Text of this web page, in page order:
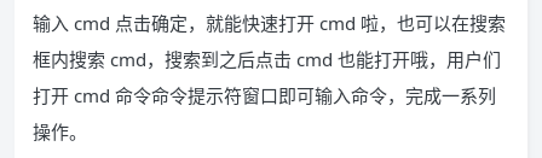
输入 cmd 点击确定，就能快速打开 cmd 啦，也可以在搜索
框内搜索 cmd，搜索到之后点击 cmd 也能打开哦，用户们
打开 cmd 命令命令提示符窗口即可输入命令，完成一系列
操作。